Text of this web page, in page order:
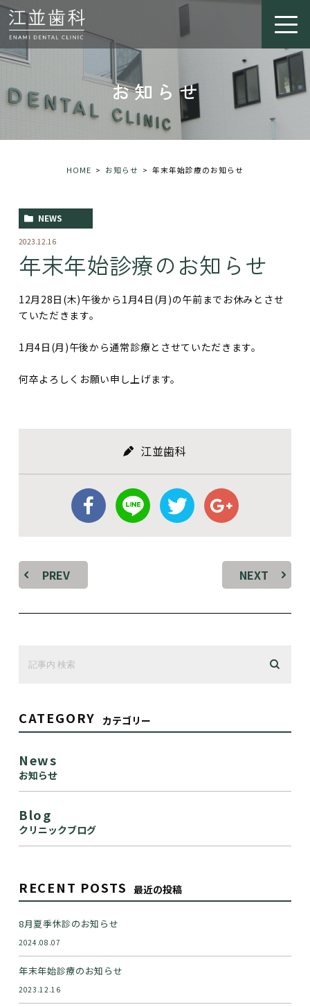
お知らせ
HOME お知らせ 年末年始診療のお知らせ
NEWS
2023.12.16
年末年始診療のお知らせ
12月28日(木)午後から1月4日(月)の午前までお休みとさせ
ていただきます。
1月4日(月)午後から通常診療とさせていただきます。
何卒よろしくお願い申し上げます。
江並歯科
PREV NEXT
CATEGORY カテゴリー
News
お知らせ
Blog
クリニックブログ
RECENT POSTS 最近の投稿
8月夏季休診のお知らせ
2024.08.07
年末年始診療のお知らせ
2023.12.16